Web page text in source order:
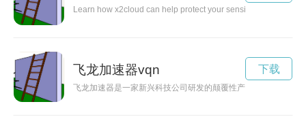
Learn how x2cloud can help protect your sensitive data in
飞龙加速器vqn
飞龙加速器是一家新兴科技公司研发的颠覆性产品，旨在加快
下载